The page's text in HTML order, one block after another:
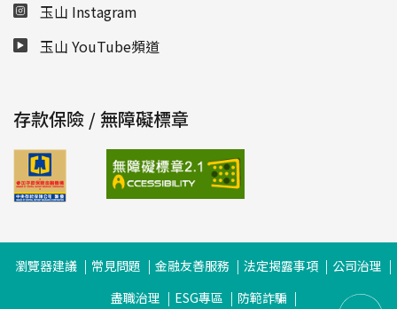
玉山 Instagram
玉山 YouTube頻道
存款保險 / 無障礙標章
瀏覽器建議 常見問題 金融友善服務 法定揭露事項
公司治理
盡職治理
ESG專區 防範詐騙